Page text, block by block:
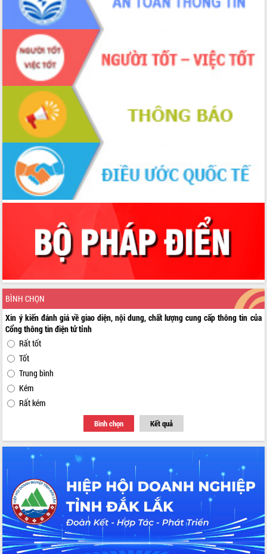
BÌNH CHỌN
Xin ý kiến đánh giá về giao diện, nội dung, chất lượng cung cấp thông tin của
Cổng thông tin điện tử tỉnh
Rất tốt
Tốt
Trung bình
Kém
Rất kém
Bình chọn Kết quả